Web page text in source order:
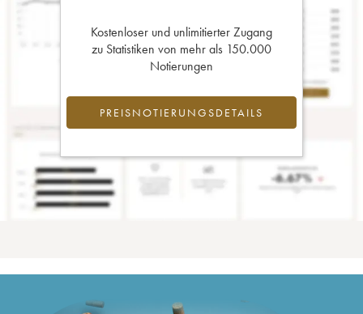
Kostenloser und unlimitierter Zugang
zu Statistiken von mehr als 150.000
Notierungen
PREISNOTIERUNGSDETAILS